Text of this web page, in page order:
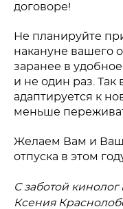
договоре!
Не планируйте
накануне вашего
заранее в
и не один раз.
адаптируется к
меньше
Желаем Вам и
отпуска в этом
С заботой кинолог
Ксения